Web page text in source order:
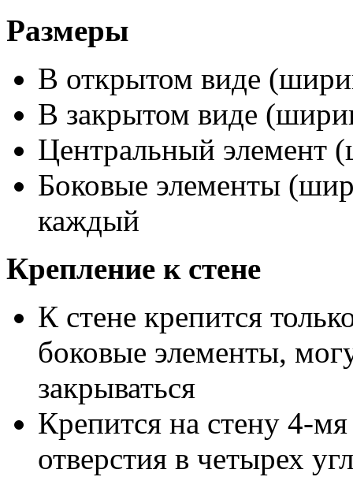
Размеры
В открытом виде
В закрытом виде
Центральный элемент
Боковые элементы
каждый
Крепление к стене
К стене крепится
боковые элементы,
закрываться
Крепится на стену 4-
отверстия в четырех